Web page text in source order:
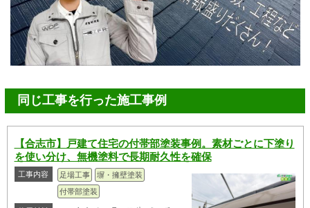
同じ工事を行った施工事例
【合志市】戸建て住宅の付帯部塗装事例。素材ごとに下塗り
を使い分け、無機塗料で長期耐久性を確保
工事内容 足場工事
塀・擁壁塗装
付帯部塗装